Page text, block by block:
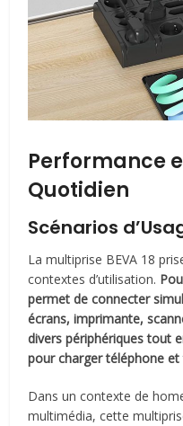
Performance
Quotidien
Scénarios
La multiprise BEVA 18
contextes d’utilisation.
permet de connecter
écrans, imprimante,
divers périphériques tout
pour charger téléphone
Dans un contexte de
multimédia, cette